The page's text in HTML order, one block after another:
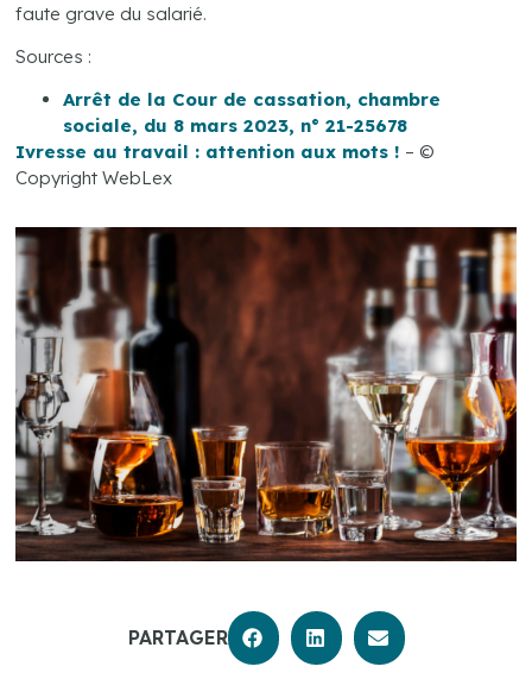
faute grave du salarié.
Sources :
Arrêt de la Cour de cassation, chambre
sociale, du 8 mars 2023, n° 21-25678
Ivresse au travail : attention aux mots ! – ©
Copyright WebLex
PARTAGER